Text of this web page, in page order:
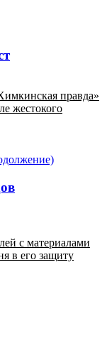
правда»
жестокого
с материалами
в его защиту